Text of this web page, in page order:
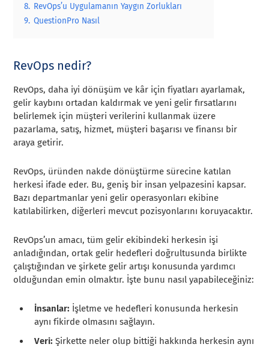
8. RevOps’u Uygulamanın Yaygın Zorlukları
9. QuestionPro Nasıl
RevOps nedir?
RevOps, daha iyi dönüşüm ve kâr için fiyatları ayarlamak,
gelir kaybını ortadan kaldırmak ve yeni gelir fırsatlarını
belirlemek için müşteri verilerini kullanmak üzere
pazarlama, satış, hizmet, müşteri başarısı ve finansı bir
araya getirir.
RevOps, üründen nakde dönüştürme sürecine katılan
herkesi ifade eder. Bu, geniş bir insan yelpazesini kapsar.
Bazı departmanlar yeni gelir operasyonları ekibine
katılabilirken, diğerleri mevcut pozisyonlarını koruyacaktır.
RevOps’un amacı, tüm gelir ekibindeki herkesin işi
anladığından, ortak gelir hedefleri doğrultusunda birlikte
çalıştığından ve şirkete gelir artışı konusunda yardımcı
olduğundan emin olmaktır. İşte bunu nasıl yapabileceğiniz:
İnsanlar: İşletme ve hedefleri konusunda herkesin
aynı fikirde olmasını sağlayın.
Veri: Şirkette neler olup bittiği hakkında herkesin aynı